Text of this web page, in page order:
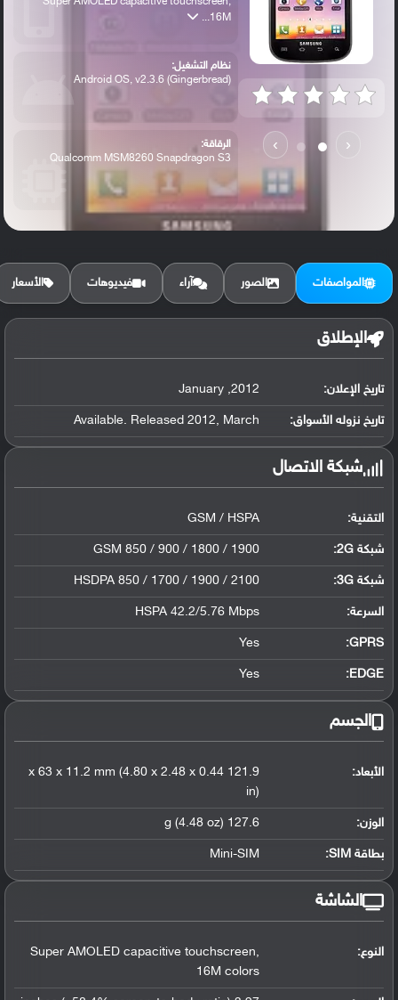
‹
›
16M...
نظام التشغيل:
Android OS, v2.3.6 (Gingerbread)
الرقاقة:
Qualcomm MSM8260 Snapdragon S3
الرام / التخزين:
المواصفات الصور آراء فيديوهات الأسعار
الإطلاق
تاريخ الإعلان: 2012, January
تاريخ نزوله الأسواق: Available. Released 2012, March
شبكة الاتصال
التقنية: GSM / HSPA
شبكة 2G: GSM 850 / 900 / 1800 / 1900
شبكة 3G :
HSDPA 850 / 1700 / 1900 / 2100
السرعة: HSPA 42.2/5.76 Mbps
GPRS:
Yes
EDGE:
Yes
الجسم
الأبعاد:
121.9 x 63 x 11.2 mm (4.80 x 2.48 x 0.44
in)
الوزن: 127.6 g (4.48 oz)
بطاقة SIM: Mini-SIM
الشاشة
النوع:
Super AMOLED capacitive touchscreen,
16M colors